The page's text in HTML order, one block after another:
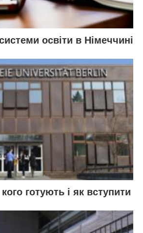
освіти в Німеччині
готують і як вступити